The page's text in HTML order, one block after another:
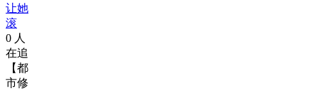
让她
滚
0 人
在追
【都
市修